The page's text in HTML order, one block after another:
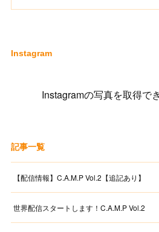
Instagram
Instagramの写真を取得で
記事一覧
【配信情報】C.A.M.P Vol.2【追記あり】
世界配信スタートします！C.A.M.P Vol.2